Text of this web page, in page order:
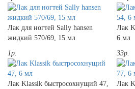
Лак для ногтей Sally hansen
жидкий 570/69, 15 мл
1р.
Лак
6 мл
33р.
Лак Klassik быстросохнущий 47,
Лак